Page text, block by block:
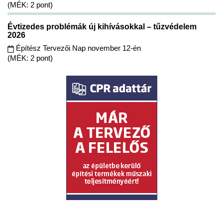
(MÉK: 2 pont)
Évtizedes problémák új kihívásokkal – tűzvédelem
2026
Építész Tervezői Nap november 12-én
(MÉK: 2 pont)